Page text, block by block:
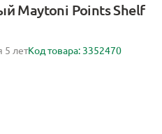
Maytoni Points Shelf
5 летКод товара: 3352470